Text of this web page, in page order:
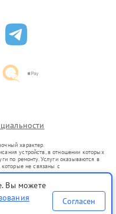
характер.
устройств, в отношении которых
по ремонту. Услуги оказываются в
не связаны с
представителями.
гражданский оборот в соответствии
услуг или введения
о предоставляемых услугах по
Вы можете
Согласен